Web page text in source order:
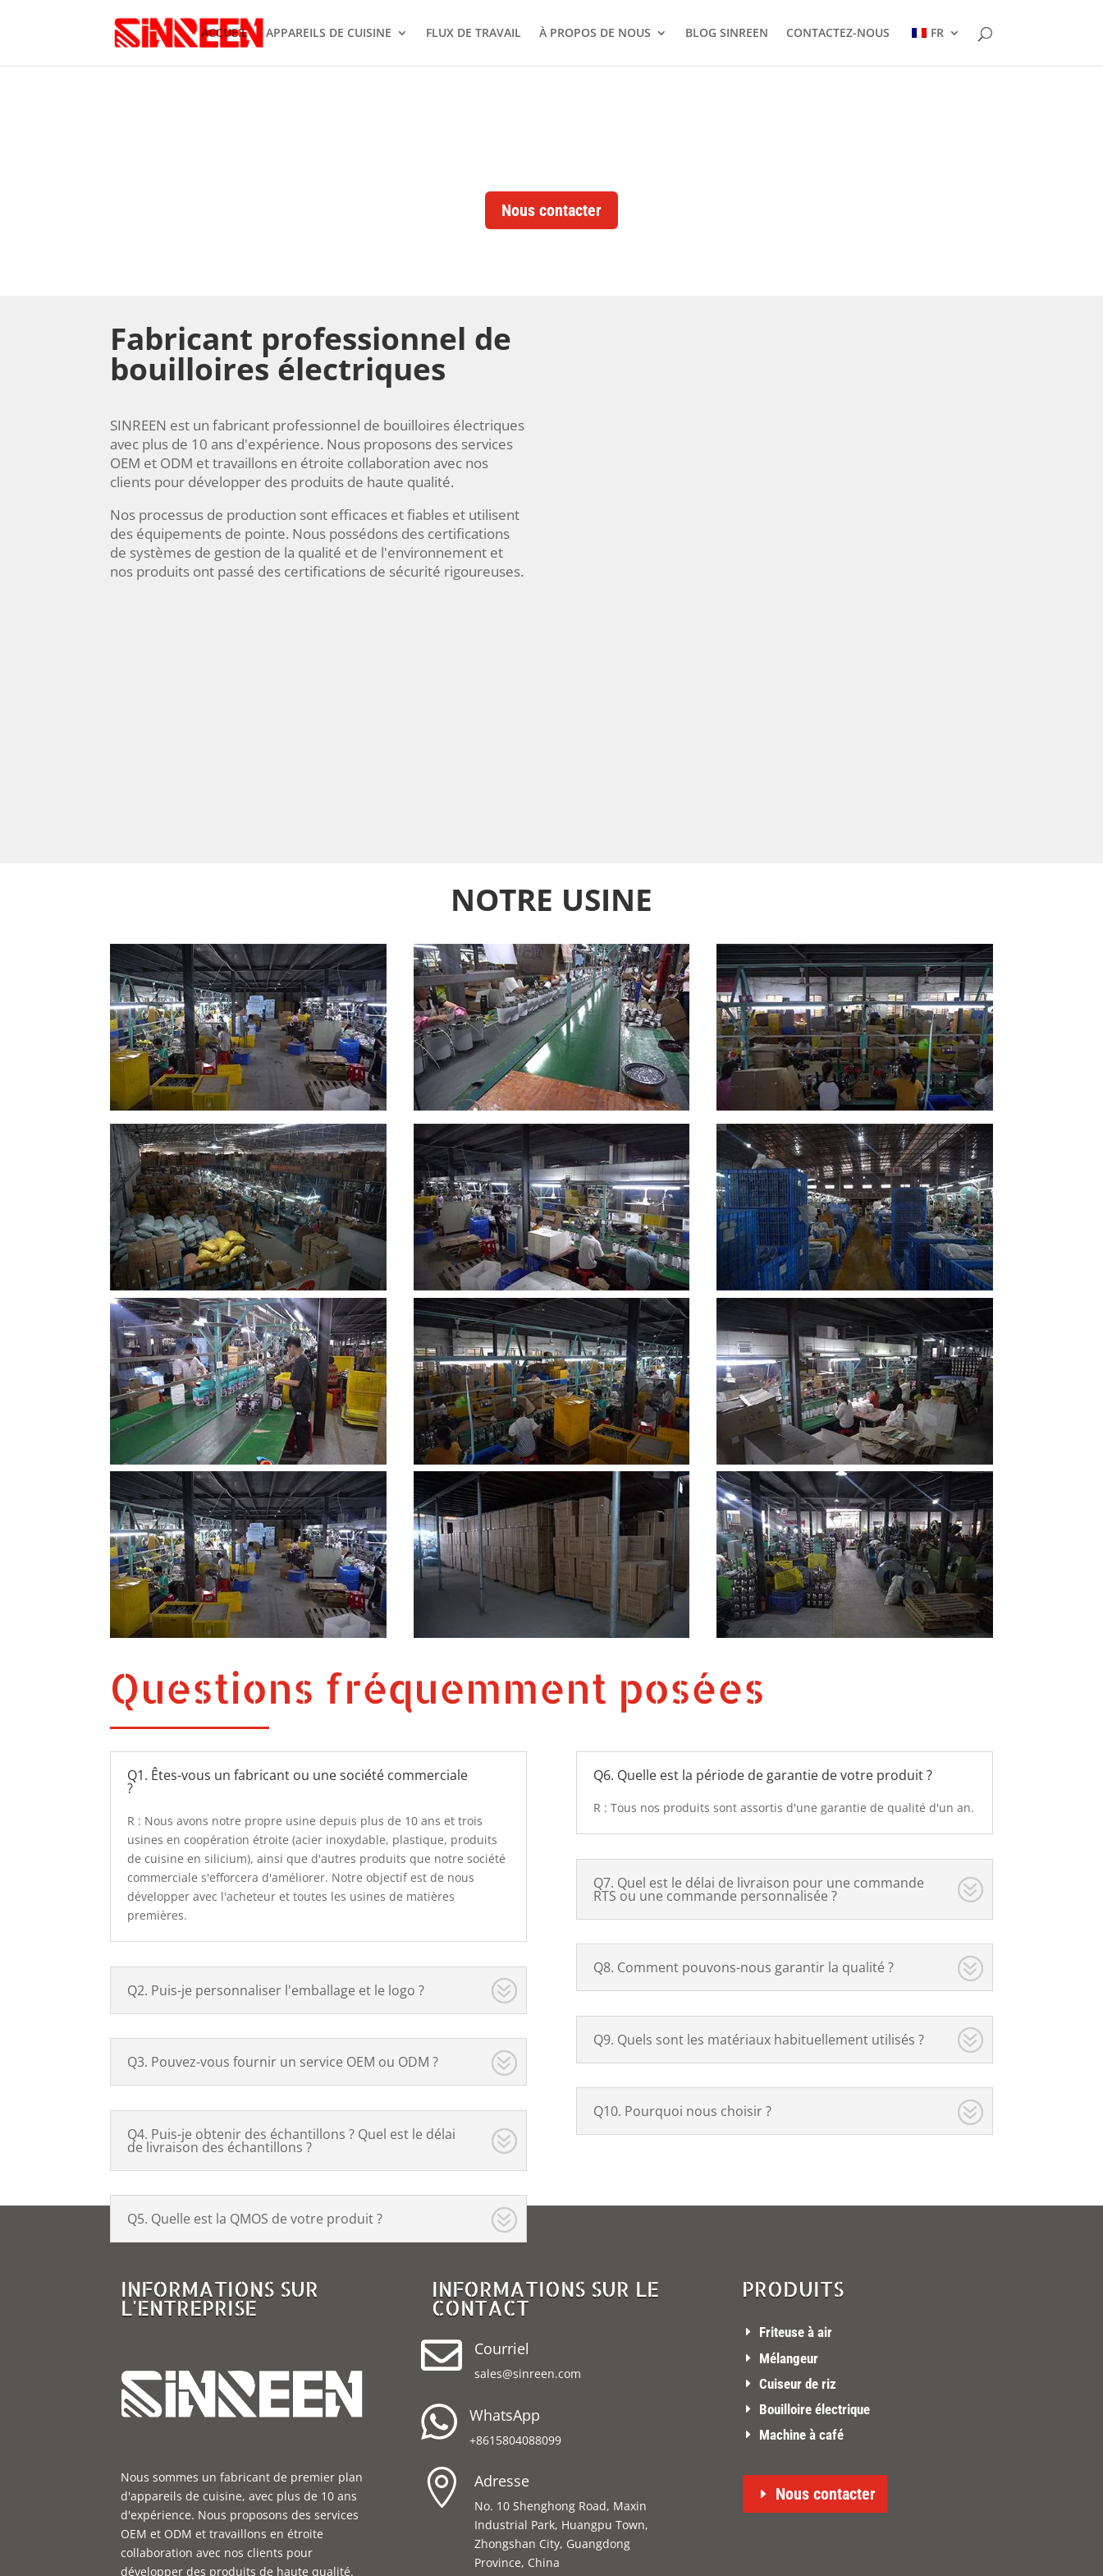
ACCUEIL APPAREILS DE CUISINE FLUX DE TRAVAIL À PROPOS DE NOUS BLOG SINREEN CONTACTEZ-NOUS FR
Nous contacter
Fabricant professionnel de
bouilloires électriques
SINREEN est un fabricant professionnel de bouilloires électriques
avec plus de 10 ans d'expérience. Nous proposons des services
OEM et ODM et travaillons en étroite collaboration avec nos
clients pour développer des produits de haute qualité.
Nos processus de production sont efficaces et fiables et utilisent
des équipements de pointe. Nous possédons des certifications
de systèmes de gestion de la qualité et de l'environnement et
nos produits ont passé des certifications de sécurité rigoureuses.
NOTRE USINE
Questions fréquemment posées
Q1. Êtes-vous un fabricant ou une société commerciale
?
R : Nous avons notre propre usine depuis plus de 10 ans et trois
usines en coopération étroite (acier inoxydable, plastique, produits
de cuisine en silicium), ainsi que d'autres produits que notre société
commerciale s'efforcera d'améliorer. Notre objectif est de nous
développer avec l'acheteur et toutes les usines de matières
premières.
Q2. Puis-je personnaliser l'emballage et le logo ?
Q3. Pouvez-vous fournir un service OEM ou ODM ?
Q4. Puis-je obtenir des échantillons ? Quel est le délai
de livraison des échantillons ?
Q5. Quelle est la QMOS de votre produit ?
Q6. Quelle est la période de garantie de votre produit ?
R : Tous nos produits sont assortis d'une garantie de qualité d'un an.
Q7. Quel est le délai de livraison pour une commande
RTS ou une commande personnalisée ?
Q8. Comment pouvons-nous garantir la qualité ?
Q9. Quels sont les matériaux habituellement utilisés ?
Q10. Pourquoi nous choisir ?
INFORMATIONS SUR
L'ENTREPRISE
Nous sommes un fabricant de premier plan
d'appareils de cuisine, avec plus de 10 ans
d'expérience. Nous proposons des services
OEM et ODM et travaillons en étroite
collaboration avec nos clients pour
développer des produits de haute qualité.
INFORMATIONS SUR LE
CONTACT
 Courriel
sales@sinreen.com
 WhatsApp
+8615804088099
 Adresse
No. 10 Shenghong Road, Maxin
Industrial Park, Huangpu Town,
Zhongshan City, Guangdong
Province, China
PRODUITS
Friteuse à air
Mélangeur
Cuiseur de riz
Bouilloire électrique
Machine à café
Nous contacter